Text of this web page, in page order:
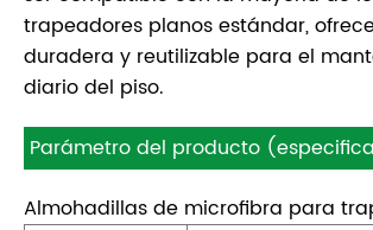
trapeadores planos estándar,
duradera y reutilizable para el
diario del piso.
Parámetro del producto
Almohadillas de microfibra para